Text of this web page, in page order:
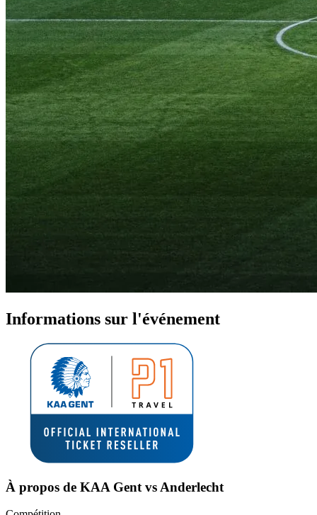
Informations sur l'événement
À propos de KAA Gent vs Anderlecht